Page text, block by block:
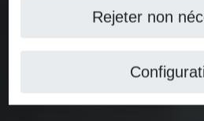
Rejeter non